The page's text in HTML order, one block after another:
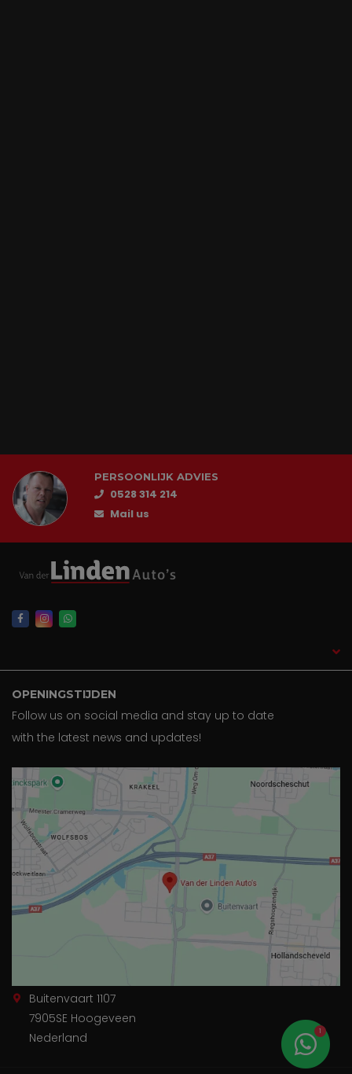
PERSOONLIJK ADVIES
0528 314 214
Mail us
OPENINGSTIJDEN
Follow us on social media and stay up to date
with the latest news and updates!
Buitenvaart 1107
7905SE Hoogeveen
Nederland
1